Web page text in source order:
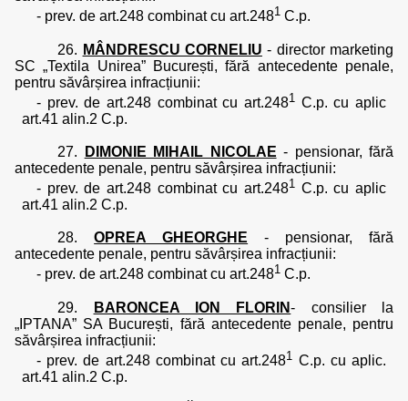
- prev. de art.248 combinat cu art.2481 C.p.
26. MÂNDRESCU CORNELIU - director marketing
SC „Textila Unirea” București, fără antecedente penale,
pentru săvârșirea infracțiunii:
- prev. de art.248 combinat cu art.2481 C.p. cu aplic
art.41 alin.2 C.p.
27. DIMONIE MIHAIL NICOLAE - pensionar, fără
antecedente penale, pentru săvârșirea infracțiunii:
- prev. de art.248 combinat cu art.2481 C.p. cu aplic
art.41 alin.2 C.p.
28.OPREA GHEORGHE - pensionar, fără
antecedente penale, pentru săvârșirea infracțiunii:
- prev. de art.248 combinat cu art.2481 C.p.
29. BARONCEA ION FLORIN- consilier la
„IPTANA” SA București, fără antecedente penale, pentru
săvârșirea infracțiunii:
- prev. de art.248 combinat cu art.2481 C.p. cu aplic.
art.41 alin.2 C.p.